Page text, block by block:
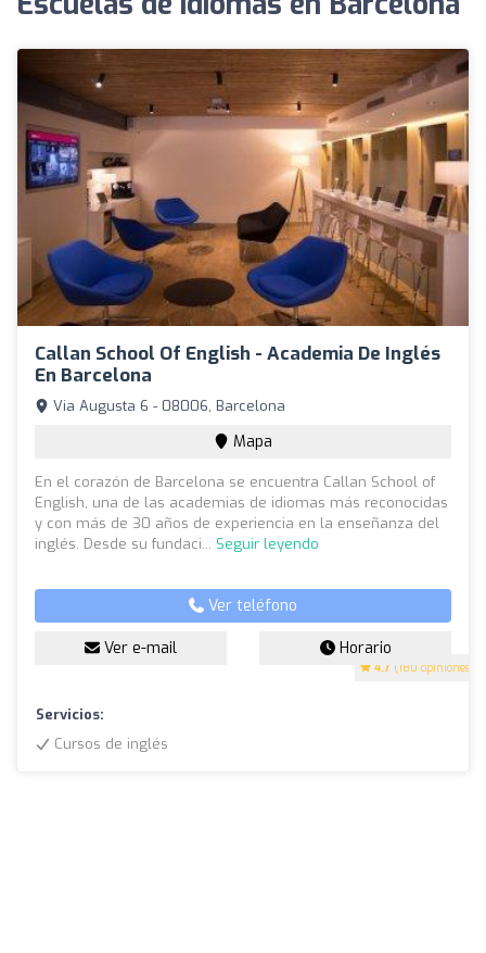
Callan School Of English - Academia De Inglés
En Barcelona
4.7 (180 opiniones)
Via Augusta 6 - 08006, Barcelona
Mapa
En el corazón de Barcelona se encuentra Callan School of
English, una de las academias de idiomas más reconocidas
y con más de 30 años de experiencia en la enseñanza del
inglés. Desde su fundaci... Seguir leyendo
Ver teléfono
Ver e-mail Horario
Servicios:
Cursos de inglés